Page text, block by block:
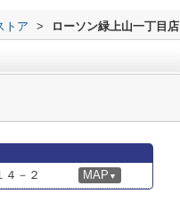
トア > ローソン緑上山一丁目店
４－２ MAP ▼